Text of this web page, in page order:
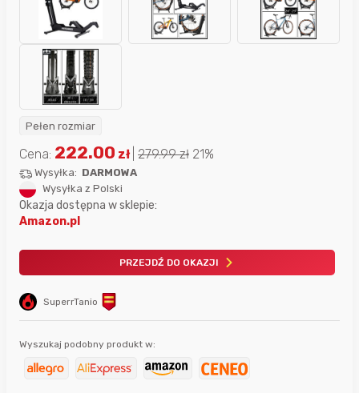
Pełen rozmiar
SuperrTanio
Cena: 222.00 zł 279.99zł 21%
Wysyłka: DARMOWA
Wysyłka z Polski
Okazja dostępna w sklepie:
Amazon.pl
PRZEJDŹ DO OKAZJI
Wyszukaj podobny produkt w: